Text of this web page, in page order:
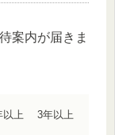
案内が届きま
以上 3年以上